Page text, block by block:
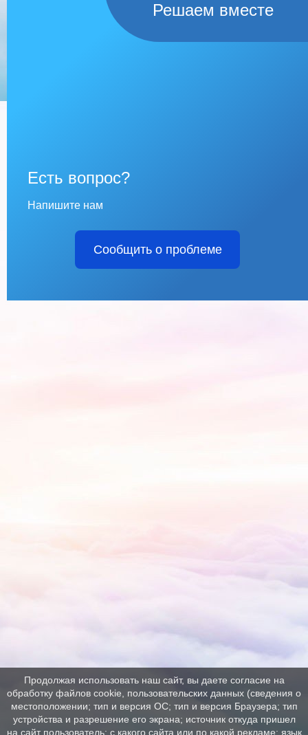
Решаем вместе
Есть вопрос?
Напишите нам
Сообщить о проблеме
Продолжая использовать наш сайт, вы даете согласие на
обработку файлов cookie, пользовательских данных (сведения о
местоположении; тип и версия ОС; тип и версия Браузера; тип
устройства и разрешение его экрана; источник откуда пришел
на сайт пользователь; с какого сайта или по какой рекламе; язык